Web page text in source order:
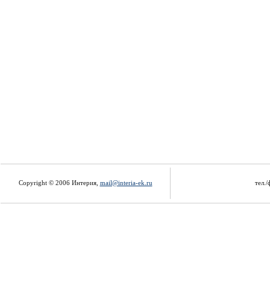
Copyright © 2006 Интерия, mail@interia-ek.ru